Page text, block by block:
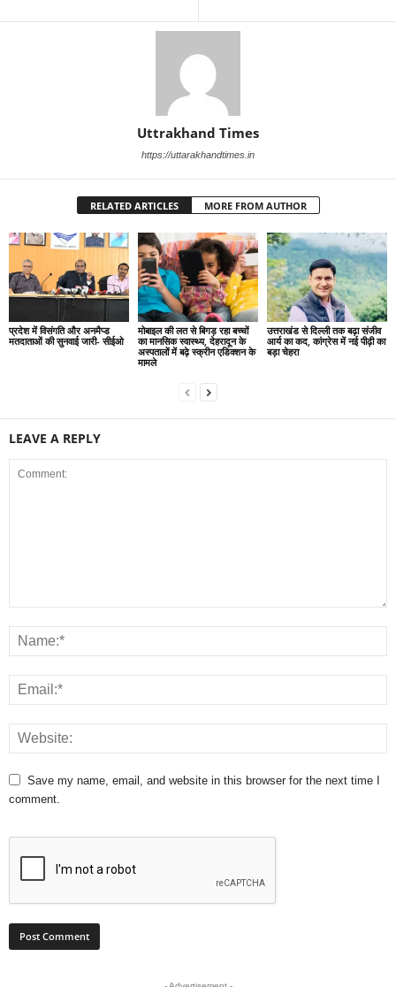
Uttrakhand Times
https://uttarakhandtimes.in
RELATED ARTICLES MORE FROM AUTHOR
प्रदेश में विसंगति और अनमैप्ड
मतदाताओं की सुनवाई जारी- सीईओ
मोबाइल की लत से बिगड़ रहा बच्चों
का मानसिक स्वास्थ्य, देहरादून के
अस्पतालों में बढ़े स्क्रीन एडिक्शन के
मामले
उत्तराखंड से दिल्ली तक बढ़ा संजीव
आर्य का कद, कांग्रेस में नई पीढ़ी का
बड़ा चेहरा
LEAVE A REPLY
Save my name, email, and website in this browser for the next time I
comment.